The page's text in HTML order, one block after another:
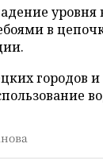
уровня
в
городов и